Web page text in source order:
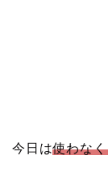
今日は使わな